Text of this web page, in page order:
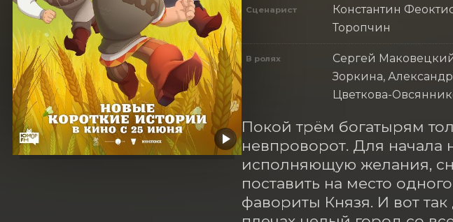
Сценарист
Константин
Торопчин
В ролях
Сергей
Зоркина,
Цветкова-
Покой трём богатырям
невпроворот. Для начала
исполняющую желания,
поставить на место
фавориты Князя. И вот